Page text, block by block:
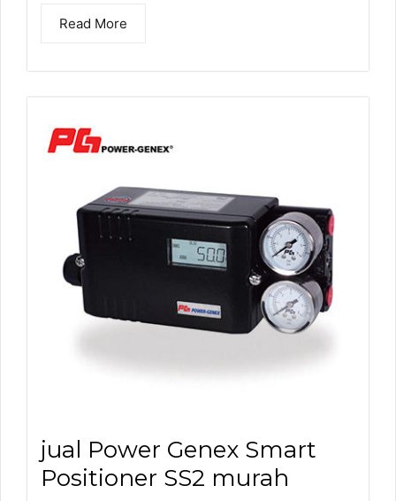
Read More
jual Power Genex Smart
Positioner SS2 murah